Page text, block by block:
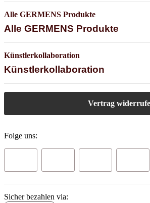
Alle GERMENS Produkte
Alle GERMENS Produkte
Künstlerkollaboration
Künstlerkollaboration
Vertrag
Folge uns:
Sicher bezahlen via: